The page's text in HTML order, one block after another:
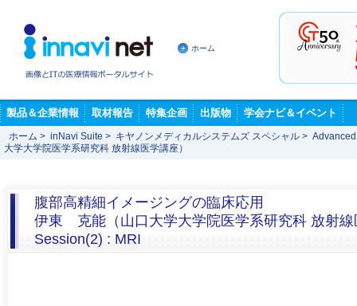
ホーム
製品＆企業情報 取材報告 特集企画 出版物 学会ナビ＆イベント
ホーム > inNavi Suite > キヤノンメディカルシステムズ スペシャル >
大学大学院医学系研究科 放射線医学講座）
腹部高精細イメージングの臨床応用
伊東 克能（山口大学大学院医学系研究科 放射線
Session(2) : MRI